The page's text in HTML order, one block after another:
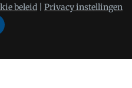
beleid Privacy instellingen